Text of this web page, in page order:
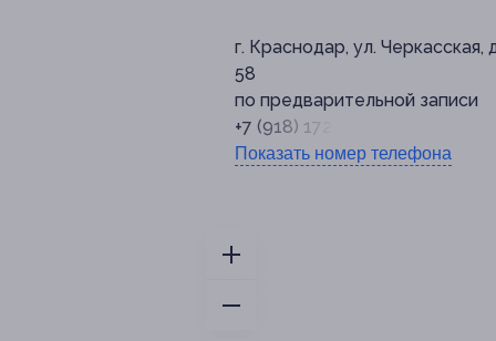
г. Краснодар, ул. Черкасская,
58
по предварительной записи
+7 (918) 172-02-02
Показать номер телефона